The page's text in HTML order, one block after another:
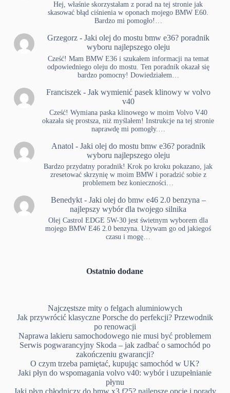
Hej, właśnie skorzystałam z porad na tej stronie jak
skasować błąd ciśnienia w oponach mojego BMW E60.
Bardzo mi pomogło!…
Grzegorz- Jaki olej do mostu bmw e36? poradnik
wyboru najlepszego oleju
Cześć! Mam BMW E36 i szukałem informacji na temat
odpowiedniego oleju do mostu. Ten poradnik okazał się
bardzo pomocny! Dowiedziałem…
Franciszek- Jak wymienić pasek klinowy w volvo
v40
Cześć! Wymiana paska klinowego w moim Volvo V40
okazała się prostsza, niż myślałem! Instrukcje na tej stronie
naprawdę mi pomogły.…
Anatol - Jaki olej do mostu bmw e36? poradnik
wyboru najlepszego oleju
Bardzo przydatny poradnik! Krok po kroku pokazano, jak
zresetować skrzynię w moim BMW i poradzić sobie z
problemem bez konieczności…
Benedykt- Jaki olej do bmw e46 2.0 benzyna –
najlepszy wybór dla twojego silnika
Olej Castrol EDGE 5W-30 jest świetnym wyborem dla
mojego BMW E46 2.0 benzyna. Używam go od jakiegoś
czasu i mogę…
Ostatnio dodane
Najczęstsze mity o felgach aluminiowych
Jak przywrócić klasyczne Porsche do perfekcji? Przewodnik
po renowacji
Naprawa lakieru samochodowego nie musi być problemem
Serwis pogwarancyjny Skoda – jak zadbać o samochód po
zakończeniu gwarancji?
O czym trzeba pamiętać, kupując samochód w UK?
Jaki płyn do wspomagania volvo v40: wybór i uzupełnianie
płynu